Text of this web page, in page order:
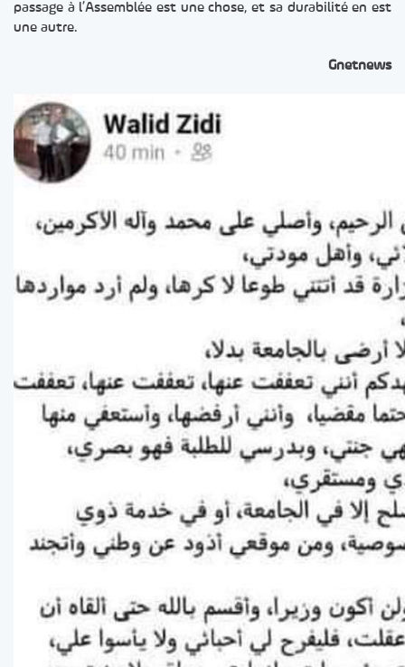
passage à l’Assemblée est une chose, et sa durabilité en est
une autre.
Gnetnews